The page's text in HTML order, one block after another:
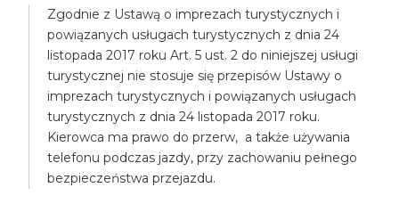
Zgodnie z Ustawą o imprezach turystycznych i
powiązanych usługach turystycznych z dnia 24
listopada 2017 roku Art. 5 ust. 2 do niniejszej usługi
turystycznej nie stosuje się przepisów Ustawy o
imprezach turystycznych i powiązanych usługach
turystycznych z dnia 24 listopada 2017 roku.
Kierowca ma prawo do przerw, a także używania
telefonu podczas jazdy, przy zachowaniu pełnego
bezpieczeństwa przejazdu.